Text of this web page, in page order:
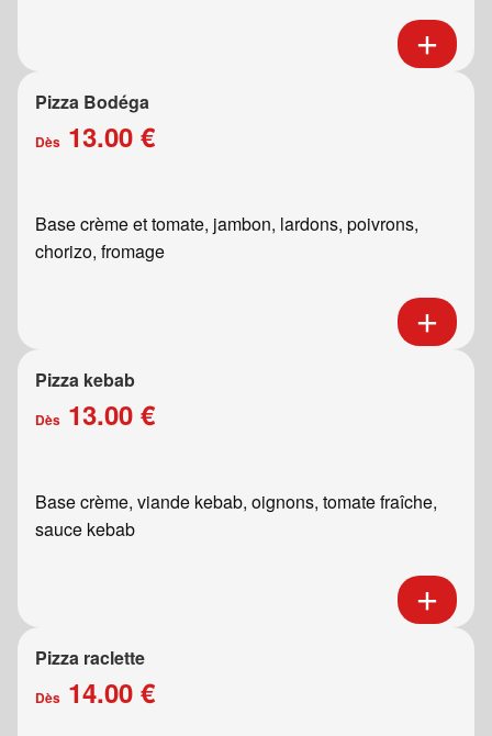
Pizza Bodéga
Dès 13.00 €
Base crème et tomate, jambon, lardons, poivrons,
chorizo, fromage
Pizza kebab
Dès 13.00 €
Base crème, viande kebab, oignons, tomate fraîche,
sauce kebab
Pizza raclette
Dès 14.00 €